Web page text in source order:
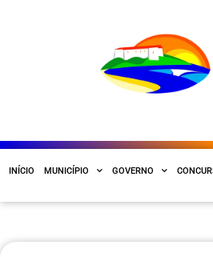
INÍCIO MUNICÍPIO GOVERNO